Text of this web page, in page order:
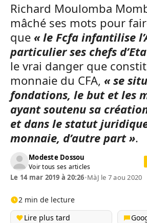
Richard Moulomba
mâché ses mots pour
que « le Fcfa infantilise
particulier ses chefs
le vrai danger que
monnaie du CFA, « se
fondations, le but et les
ayant soutenu sa
et dans le statut
monnaie, d’autre part ».
Modeste Dossou
Voir tous ses articles
Le 14 mar 2019 à 20:26•MàJ le 7 aou 2020
2 min de lecture
Lire plus tard